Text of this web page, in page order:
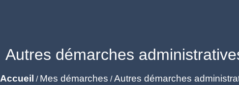
Autres démarches
Accueil / Mes démarches /Autres démarches